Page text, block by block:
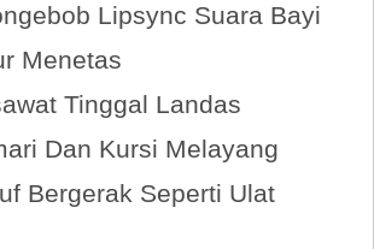
Lipsync Suara Bayi
Menetas
Tinggal Landas
Dan Kursi Melayang
Bergerak Seperti Ulat